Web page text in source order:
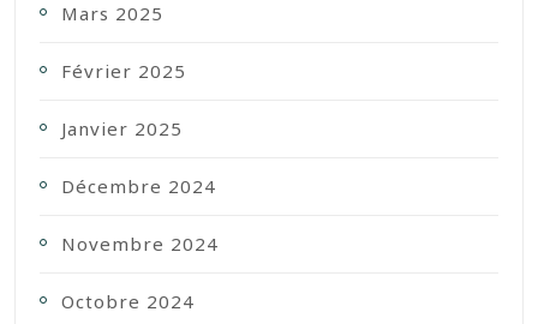
Mars 2025
Février 2025
Janvier 2025
Décembre 2024
Novembre 2024
Octobre 2024